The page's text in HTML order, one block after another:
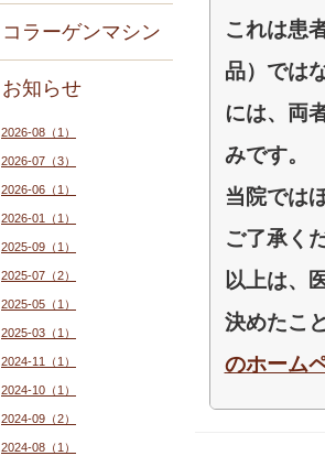
これは患
品）では
には、両
みです。
当院では
ご了承く
以上は、
決めたこ
のホーム
コラーゲンマシン
お知らせ
2026-08（1）
2026-07（3）
2026-06（1）
2026-01（1）
2025-09（1）
2025-07（2）
2025-05（1）
2025-03（1）
2024-11（1）
2024-10（1）
2024-09（2）
2024-08（1）